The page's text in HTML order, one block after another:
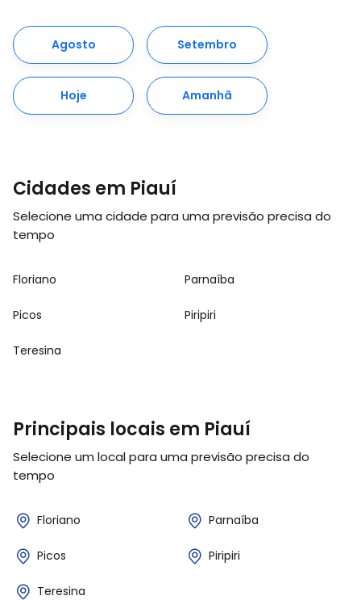
Agosto Setembro
Hoje Amanhã
Cidades em Piauí
Selecione uma cidade para uma previsão precisa do
tempo
Floriano Parnaíba
Picos Piripiri
Teresina
Principais locais em Piauí
Selecione um local para uma previsão precisa do
tempo
Floriano Parnaíba
Picos Piripiri
Teresina